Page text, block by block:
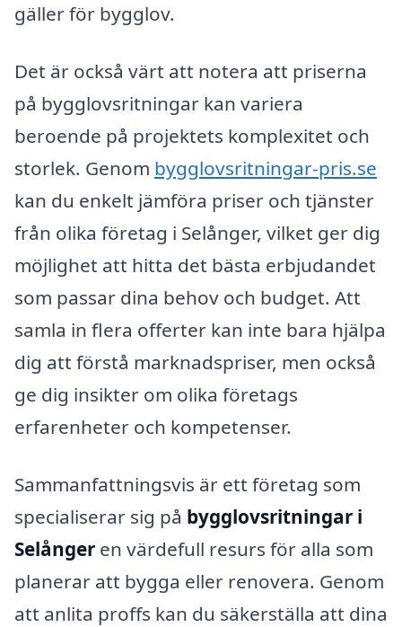
gäller för bygglov.
Det är också värt att notera att priserna
på bygglovsritningar kan variera
beroende på projektets komplexitet och
storlek. Genom bygglovsritningar-pris.se
kan du enkelt jämföra priser och tjänster
från olika företag i Selånger, vilket ger dig
möjlighet att hitta det bästa erbjudandet
som passar dina behov och budget. Att
samla in flera offerter kan inte bara hjälpa
dig att förstå marknadspriser, men också
ge dig insikter om olika företags
erfarenheter och kompetenser.
Sammanfattningsvis är ett företag som
specialiserar sig på bygglovsritningar i
Selånger en värdefull resurs för alla som
planerar att bygga eller renovera. Genom
att anlita proffs kan du säkerställa att dina